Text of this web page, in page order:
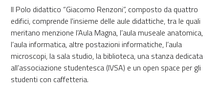
Il Polo didattico “Giacomo Renzoni”, composto da quattro
edifici, comprende l'insieme delle aule didattiche, tra le quali
meritano menzione l’Aula Magna, l’aula museale anatomica,
l’aula informatica, altre postazioni informatiche, l’aula
microscopi, la sala studio, la biblioteca, una stanza dedicata
all’associazione studentesca (IVSA) e un open space per gli
studenti con caffetteria.